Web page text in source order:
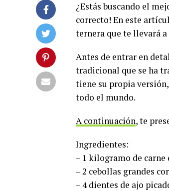
¿Estás buscando el
correcto! En este
ternera que te llevará
Antes de entrar en
tradicional que se ha
tiene su propia
todo el mundo.
A continuación, te
Ingredientes:
– 1 kilogramo de
– 2 cebollas grandes
– 4 dientes de ajo